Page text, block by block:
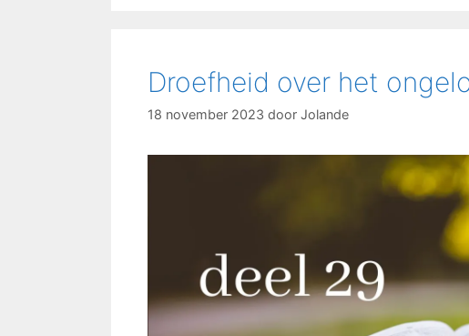
Droefheid over het
18 november 2023 door Jolande